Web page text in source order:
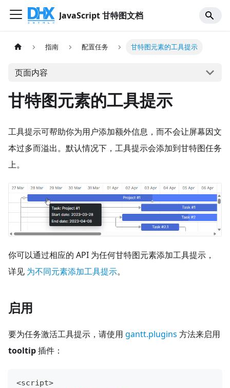
JavaScript 甘特图文档
指南 配置任务 甘特图元素的工具提示
页面内容
甘特图元素的工具提示
工具提示可帮助你为用户添加额外信息，而不会让屏幕因文
本过多而溢出。默认情况下，工具提示会添加到甘特图任务
上。
你可以通过相应的 API 为任何甘特图元素添加工具提示，
详见 为不同元素添加工具提示。
启用
要为任务激活工具提示，请使用 gantt.plugins 方法来启用
tooltip插件：
<script>